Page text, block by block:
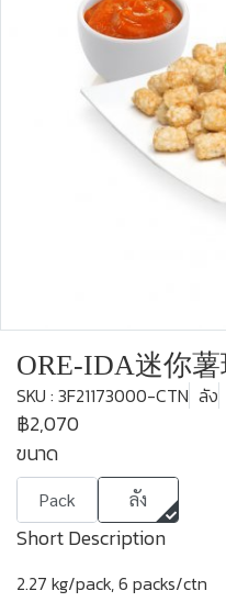
ORE-IDA迷你
SKU : 3F21173000-CTN ลัง
฿2,070
ขนาด
Pack ลัง
Short Description
2.27 kg/pack, 6 packs/ctn